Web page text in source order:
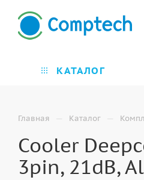
КАТАЛОГ
Главная — Каталог —
Cooler
3pin, 21dB,